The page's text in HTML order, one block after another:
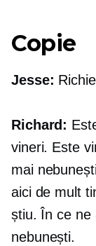
Copie
Jesse:
Richard:
vineri. Este
mai
aici de mult
știu. În ce ne
nebunești.